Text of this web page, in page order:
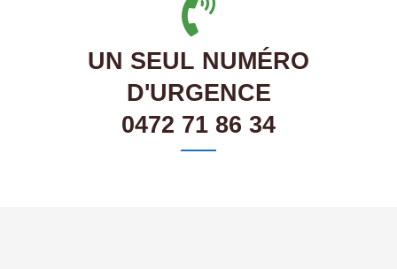
UN SEUL NUMÉRO
D'URGENCE
0472 71 86 34